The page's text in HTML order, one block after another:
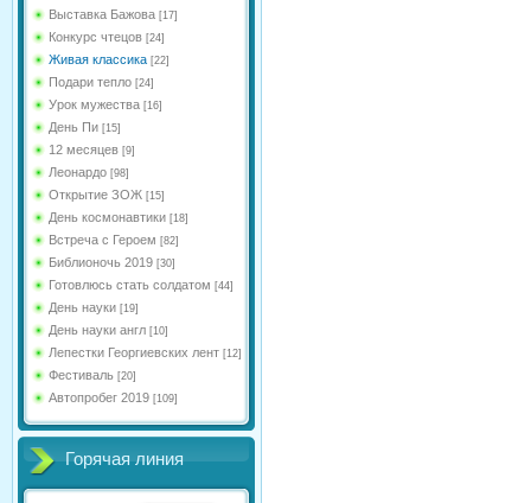
Выставка Бажова [17]
Конкурс чтецов [24]
Живая классика [22]
Подари тепло [24]
Урок мужества [16]
День Пи [15]
12 месяцев [9]
Леонардо [98]
Открытие ЗОЖ [15]
День космонавтики [18]
Встреча с Героем [82]
Библионочь 2019 [30]
Готовлюсь стать солдатом [44]
День науки [19]
День науки англ [10]
Лепестки Георгиевских лент [12]
Фестиваль [20]
Автопробег 2019 [109]
Горячая линия